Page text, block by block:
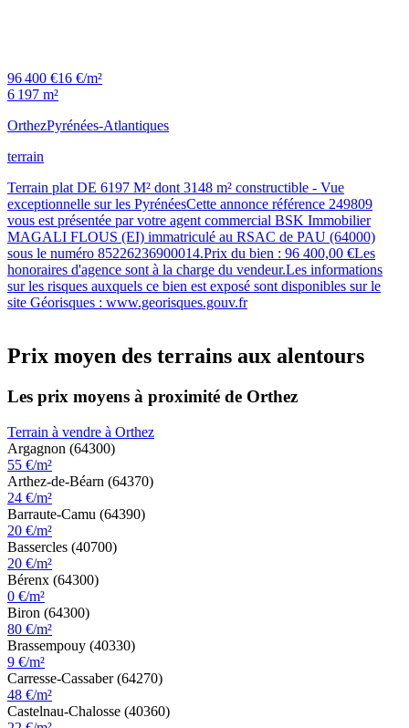
96 400 €16 €/m²
6 197 m²
OrthezPyrénées-Atlantiques
terrain
Terrain plat DE 6197 M² dont 3148 m² constructible - Vue
exceptionnelle sur les PyrénéesCette annonce référence 249809
vous est présentée par votre agent commercial BSK Immobilier
MAGALI FLOUS (EI) immatriculé au RSAC de PAU (64000)
sous le numéro 85226236900014.Prix du bien : 96 400,00 €Les
honoraires d'agence sont à la charge du vendeur.Les informations
sur les risques auxquels ce bien est exposé sont disponibles sur le
site Géorisques : www.georisques.gouv.fr
Prix moyen des terrains aux alentours
Les prix moyens à proximité de Orthez
Terrain à vendre à Orthez
Argagnon (64300)
55 €/m²
Arthez-de-Béarn (64370)
24 €/m²
Barraute-Camu (64390)
20 €/m²
Bassercles (40700)
20 €/m²
Bérenx (64300)
0 €/m²
Biron (64300)
80 €/m²
Brassempouy (40330)
9 €/m²
Carresse-Cassaber (64270)
48 €/m²
Castelnau-Chalosse (40360)